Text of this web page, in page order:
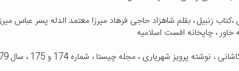
، چاپخانه افست اسلامیه